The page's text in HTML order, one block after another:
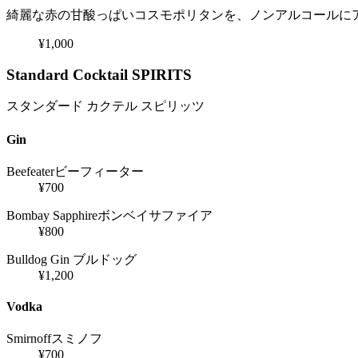
綺麗な赤の甘酸っぱいコスモポリタンを、ノンアルコールに
¥1,000
Standard Cocktail SPIRITS
スタンダード カクテル スピリッツ
Gin
Beefeaterビーフィーター
¥700
Bombay Sapphireボンベイサファイア
¥800
Bulldog Gin ブルドッグ
¥1,200
Vodka
Smirnoffスミノフ
¥700